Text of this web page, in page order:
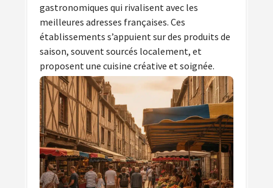
gastronomiques qui rivalisent avec les
meilleures adresses françaises. Ces
établissements s’appuient sur des produits de
saison, souvent sourcés localement, et
proposent une cuisine créative et soignée.